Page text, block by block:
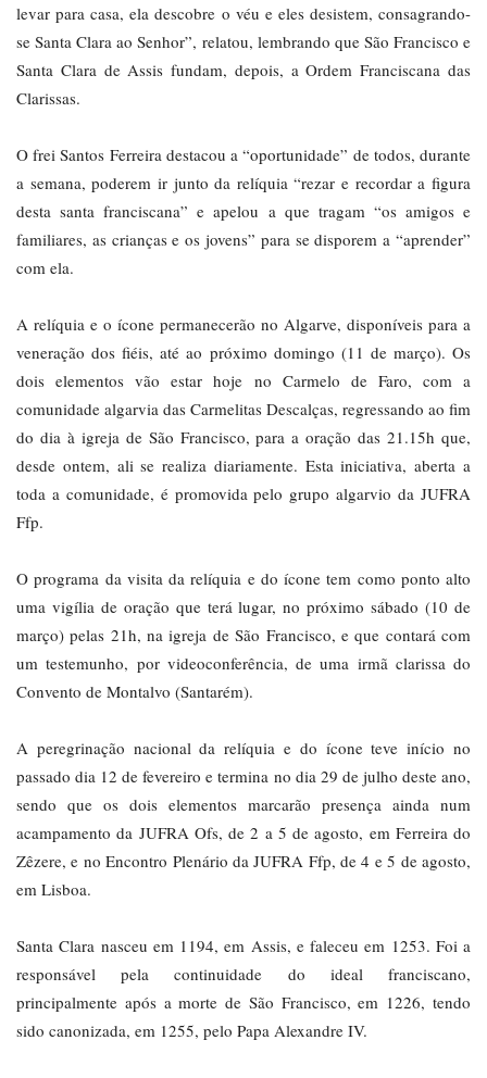
levar para casa, ela descobre o véu e eles desistem, consagrando-
se Santa Clara ao Senhor”, relatou, lembrando que São Francisco e
Santa Clara de Assis fundam, depois, a Ordem Franciscana das
Clarissas.
O frei Santos Ferreira destacou a “oportunidade” de todos, durante
a semana, poderem ir junto da relíquia “rezar e recordar a figura
desta santa franciscana” e apelou a que tragam “os amigos e
familiares, as crianças e os jovens” para se disporem a “aprender”
com ela.
A relíquia e o ícone permanecerão no Algarve, disponíveis para a
veneração dos fiéis, até ao próximo domingo (11 de março). Os
dois elementos vão estar hoje no Carmelo de Faro, com a
comunidade algarvia das Carmelitas Descalças, regressando ao fim
do dia à igreja de São Francisco, para a oração das 21.15h que,
desde ontem, ali se realiza diariamente. Esta iniciativa, aberta a
toda a comunidade, é promovida pelo grupo algarvio da JUFRA
Ffp.
O programa da visita da relíquia e do ícone tem como ponto alto
uma vigília de oração que terá lugar, no próximo sábado (10 de
março) pelas 21h, na igreja de São Francisco, e que contará com
um testemunho, por videoconferência, de uma irmã clarissa do
Convento de Montalvo (Santarém).
A peregrinação nacional da relíquia e do ícone teve início no
passado dia 12 de fevereiro e termina no dia 29 de julho deste ano,
sendo que os dois elementos marcarão presença ainda num
acampamento da JUFRA Ofs, de 2 a 5 de agosto, em Ferreira do
Zêzere, e no Encontro Plenário da JUFRA Ffp, de 4 e 5 de agosto,
em Lisboa.
Santa Clara nasceu em 1194, em Assis, e faleceu em 1253. Foi a
responsável pela continuidade do ideal franciscano,
principalmente após a morte de São Francisco, em 1226, tendo
sido canonizada, em 1255, pelo Papa Alexandre IV.